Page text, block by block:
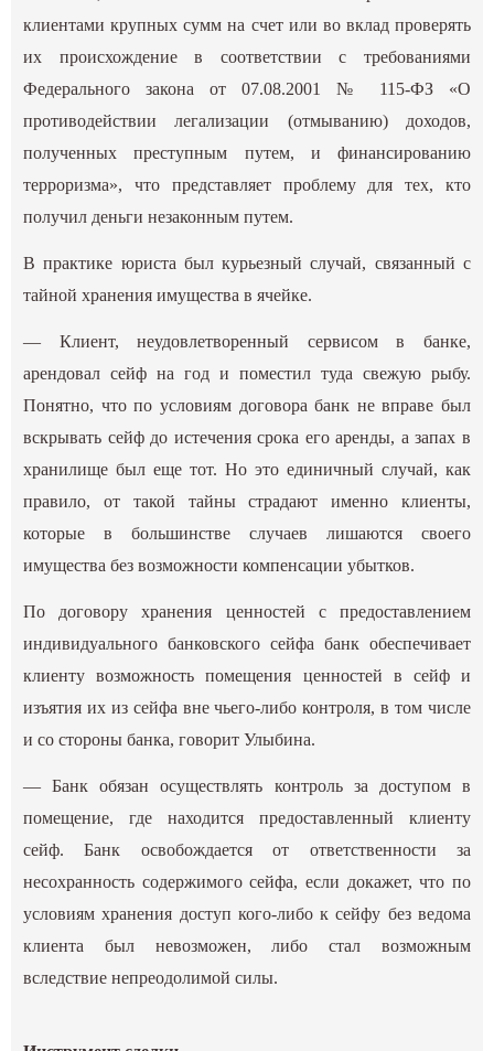
клиентами крупных сумм на счет или во вклад проверять
их происхождение в соответствии с требованиями
Федерального закона от 07.08.2001 № 115-ФЗ «О
противодействии легализации (отмыванию) доходов,
полученных преступным путем, и финансированию
терроризма», что представляет проблему для тех, кто
получил деньги незаконным путем.
В практике юриста был курьезный случай, связанный с
тайной хранения имущества в ячейке.
— Клиент, неудовлетворенный сервисом в банке,
арендовал сейф на год и поместил туда свежую рыбу.
Понятно, что по условиям договора банк не вправе был
вскрывать сейф до истечения срока его аренды, а запах в
хранилище был еще тот. Но это единичный случай, как
правило, от такой тайны страдают именно клиенты,
которые в большинстве случаев лишаются своего
имущества без возможности компенсации убытков.
По договору хранения ценностей с предоставлением
индивидуального банковского сейфа банк обеспечивает
клиенту возможность помещения ценностей в сейф и
изъятия их из сейфа вне чьего-либо контроля, в том числе
и со стороны банка, говорит Улыбина.
— Банк обязан осуществлять контроль за доступом в
помещение, где находится предоставленный клиенту
сейф. Банк освобождается от ответственности за
несохранность содержимого сейфа, если докажет, что по
условиям хранения доступ кого-либо к сейфу без ведома
клиента был невозможен, либо стал возможным
вследствие непреодолимой силы.